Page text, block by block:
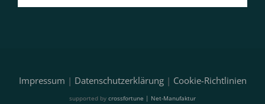
Impressum | Datenschutzerklärung| Cookie-Richtlinien
supported by crossfortune | Net-Manufaktur